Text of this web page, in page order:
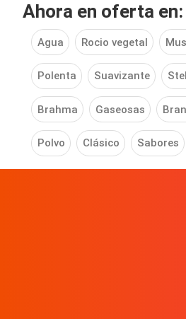
Ahora en oferta
Agua Rocio vegetal
Polenta Suavizante
Brahma Gaseosas
Polvo Clásico Sabores